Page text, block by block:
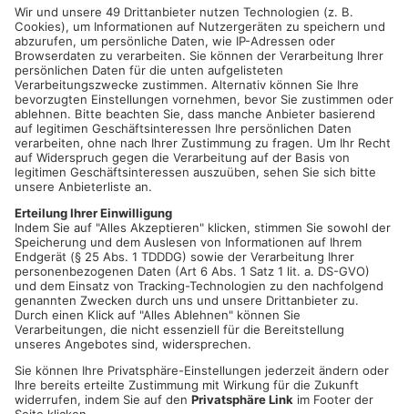
SELIGENSTADT.Im Ostkreis Offenbach sind derzeit offenbar
Betrüger unterwegs, die sich als Vertriebler für Glasfaser-
Internet ausgeben. Darauf weist die Deutsche Glasfaser hin.
Vor allem in Seligenstadt hätten sich Anfragen von
Hausbesitzern gehäuft, so das Unternehmen. Die Polizei
vermutet, dass es sich um potentielle Einbrecher handelt, die
so im Vorfeld Informationen über ihre Einbruchs-Ziele
sammeln. Die deutsche Glasfaser betont, dass derzeit keiner
ihrer Mitarbeiter in Seligenstadt unterwegs sei. Hausbesitzer
sollten sich sicherheitshalber immer den Mitarbeiter-Ausweis
zeigen lassen und die dort abgebildete ID bei der Deutschen
Glasfaser abfragen.
Artikel teilen